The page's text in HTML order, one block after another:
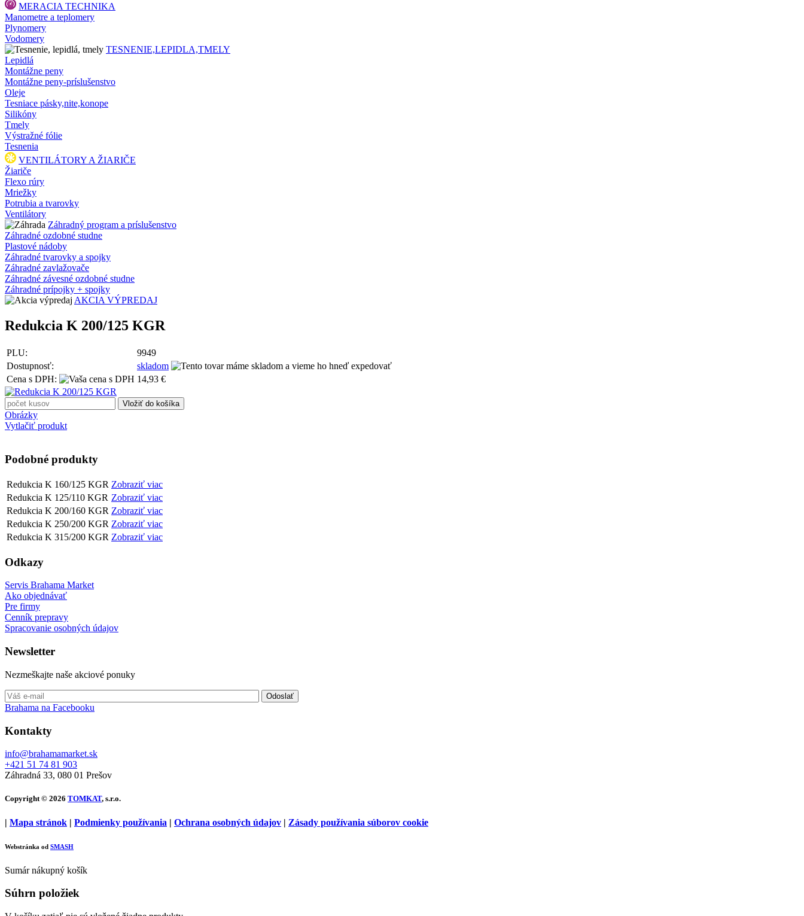
MERACIA TECHNIKA
Manometre a teplomery
Plynomery
Vodomery
TESNENIE,LEPIDLA,TMELY
Lepidlá
Montážne peny
Montážne peny-príslušenstvo
Oleje
Tesniace pásky,nite,konope
Silikóny
Tmely
Výstražné fólie
Tesnenia
VENTILÁTORY A ŽIARIČE
Žiariče
Flexo rúry
Mriežky
Potrubia a tvarovky
Ventilátory
Záhradný program a príslušenstvo
Záhradné ozdobné studne
Plastové nádoby
Záhradné tvarovky a spojky
Záhradné zavlažovače
Záhradné závesné ozdobné studne
Záhradné prípojky + spojky
AKCIA VÝPREDAJ
Redukcia K 200/125 KGR
PLU:
9949
Dostupnosť:
skladom
Cena s DPH:
14,93 €
Obrázky
Vytlačiť produkt
Podobné produkty
Redukcia K 160/125 KGR Zobraziť viac
Redukcia K 125/110 KGR Zobraziť viac
Redukcia K 200/160 KGR Zobraziť viac
Redukcia K 250/200 KGR Zobraziť viac
Redukcia K 315/200 KGR Zobraziť viac
Odkazy
Servis Brahama Market
Ako objednávať
Pre firmy
Cenník prepravy
Spracovanie osobných údajov
Newsletter
Nezmeškajte naše akciové ponuky
Brahama na Facebooku
Kontakty
info@brahamamarket.sk
+421 51 74 81 903
Záhradná 33, 080 01 Prešov
Copyright © 2026 TOMKAT, s.r.o.
| Mapa stránok | Podmienky používania | Ochrana osobných údajov | Zásady používania súborov cookie
Webstránka od SMASH
Sumár nákupný košík
Súhrn položiek